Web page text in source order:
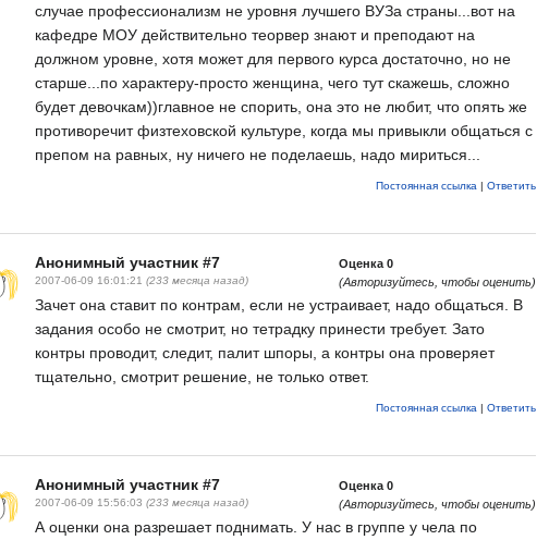
случае профессионализм не уровня лучшего ВУЗа страны...вот на
кафедре МОУ действительно теорвер знают и преподают на
должном уровне, хотя может для первого курса достаточно, но не
старше...по характеру-просто женщина, чего тут скажешь, сложно
будет девочкам))главное не спорить, она это не любит, что опять же
противоречит физтеховской культуре, когда мы привыкли общаться с
препом на равных, ну ничего не поделаешь, надо мириться...
Постоянная ссылка | Ответить
Анонимный участник #7
2007-06-09 16:01:21 (233 месяца назад)
Оценка 0
(Авторизуйтесь, чтобы оценить)
Зачет она ставит по контрам, если не устраивает, надо общаться. В
задания особо не смотрит, но тетрадку принести требует. Зато
контры проводит, следит, палит шпоры, а контры она проверяет
тщательно, смотрит решение, не только ответ.
Постоянная ссылка | Ответить
Анонимный участник #7
2007-06-09 15:56:03 (233 месяца назад)
Оценка 0
(Авторизуйтесь, чтобы оценить)
А оценки она разрешает поднимать. У нас в группе у чела по